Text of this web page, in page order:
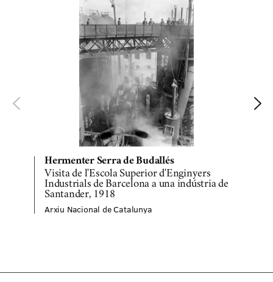
Hermenter Serra de Budallés
Visita de l'Escola Superior d'Enginyers
Industrials de Barcelona a una indústria de
Santander, 1918
Arxiu Nacional de Catalunya